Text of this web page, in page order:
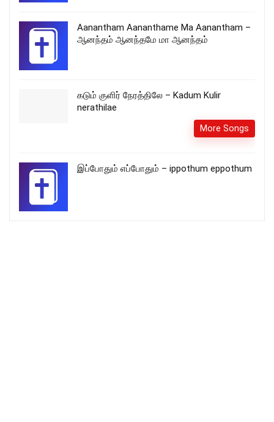
Aanantham Aananthame Ma Aanantham –
ஆனந்தம் ஆனந்தமே மா ஆனந்தம்
கடும் குளிர் நேரத்திலே – Kadum Kulir
nerathilae
More Songs
இப்போதும் எப்போதும் – ippothum eppothum